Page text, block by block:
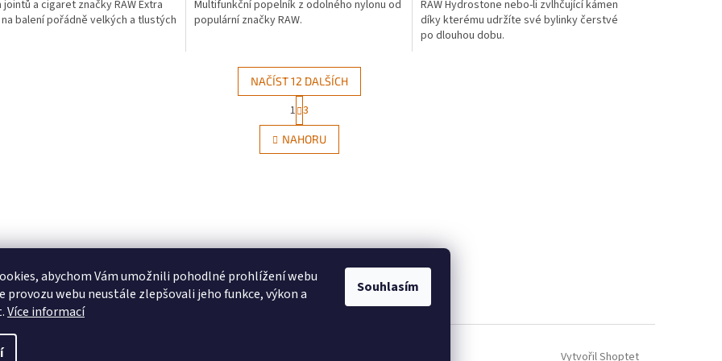
abychom Vám umožnili pohodlné prohlížení webu
provozu webu neustále zlepšovali jeho funkce, výkon a
Více informací
Souhlasím
jointů a cigaret značky RAW Extra
balení pořádně velkých a tlustých
Multifunkční popelník z odolného nylonu od
populární značky RAW.
RAW Hydrostone nebo-li zvlhčující kámen
díky kterému udržíte své bylinky čerstvé
po dlouhou dobu.
O
v
l
p
v
k
y
NAČÍST 12 DALŠÍCH
t
r
á
n
í
1 3
NAHORU
Vytvořil Shoptet
vyhrazena.